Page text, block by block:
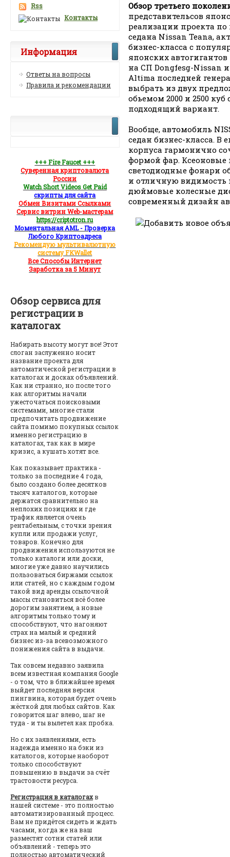
Обзор третьего
представительсов
реализации проекта по
седана Nissan Teana,
бизнес-класса с
японских
на СП Dongfesg-Nissan
Altima последней
выбрать из двух
обьемом 2000 и 2500
подходящий вариант.
Вообще, автомобиль
седан бизнес-класса.
корпуса гармонично
формой фар.
светодиодные фонари
и отличную видимость
дюймовые колесные
современный дизайн
Rss
Контакты
Информация
Ответы на вопросы
Правила и рекомендации
+++ Fire Faucet +++
Суверенная криптовалюта
России
Watch Short Videos Get Paid
скрипты для сайта
Обмен Визитами Ссылками
Сервис витрин Web-мастерам
https://criptotron.ru
Моментальная AML - Проверка
Любого Криптоадреса
Рекомендую мультивалютную
систему FKWallet
Все Способы Интернет
Заработка за 5 Минут
Обзор сервиса для
регистрации в
каталогах
Набирать высоту могут все! Этот
слоган заслуженно носит
название проекта для
автоматической регистрации в
каталогах и досках объявлений.
Как ни странно, но после того
как алгоритмы начали
ужесточаться поисковыми
системами, многие стали
предпочитать продвижение
сайта помимо покупных ссылок
именно регистрацию в
каталогах, так как в мире
кризис, а кушать хотят все.
Как показывает практика -
только за последние 4 года,
было создано более десятков
тысяч каталогов, которые
держатся сравнительно на
неплохих позициях и где
трафик является очень
рентабельным, с точки зрения
купли или продажи услуг,
товаров. Конечно для
продвижения используются не
только каталоги или доски,
многие уже давно научились
пользоваться биржами ссылок
или статей, но с каждым годом
такой вид аренды ссылочной
массы становиться всё более
дорогим занятием, а новые
алгоритмы только тому и
способствуют, что нагоняют
страх на малый и средний
бизнес из-за всевозможного
понижения сайта в выдачи.
Так совсем недавно заявила
всем известная компания Google
- о том, что в ближайшее время
выйдет последняя версия
пингвина, которая будет очень
жёсткой для любых сайтов. Как
говорится шаг влево, шаг не
туда - и ты вылетел как пробка.
Но с их заявлениями, есть
надежда именно на бэки из
каталогов, которые наоборот
только способствуют
повышению в выдачи за счёт
трастовости ресурса.
Регистрация в каталогахв
нашей системе - это полностью
автоматизированный процесс.
Вам не придётся сидеть и ждать
часами, когда же на ваш
разместят сотни статей или
объявлений - теперь это
полностью автоматический